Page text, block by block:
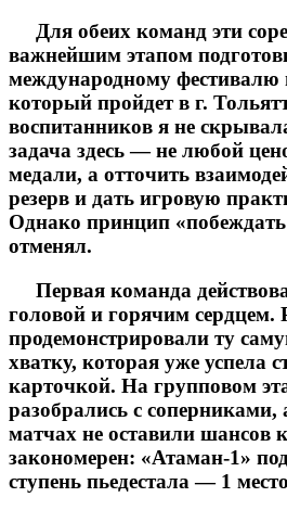
Для обеих команд эти
важнейшим этапом
международному фестивалю
который пройдет в г.
воспитанников я не
задача здесь — не любой
медали, а отточить
резерв и дать игровую
Однако принцип «побеждать
отменял.
Первая команда
головой и горячим сердцем.
продемонстрировали ту
хватку, которая уже успела
карточкой. На групповом
разобрались с
матчах не оставили шансов
закономерен: «Атаман-1»
ступень пьедестала — 1